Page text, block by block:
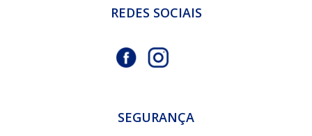
REDES SOCIAIS
SEGURANÇA